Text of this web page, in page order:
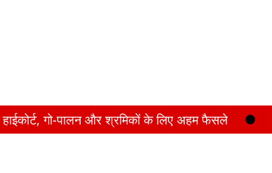
हाईकोर्ट, गो-पालन और श्रमिकों के लिए अहम फैसले